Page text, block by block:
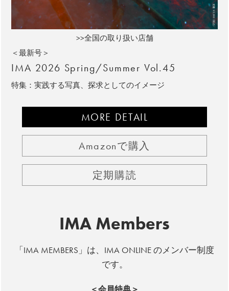
>>全国の取り扱い店舗
＜最新号＞
IMA 2026 Spring/Summer Vol.45
特集：実践する写真、探求としてのイメージ
MORE DETAIL
Amazonで購入
定期購読
IMA Members
「IMA MEMBERS」は、IMA ONLINE のメンバー制度
です。